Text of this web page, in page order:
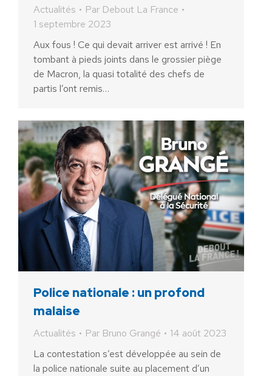
Actualités Par Debout La France
1 septembre 2023
Aux fous ! Ce qui devait arriver est arrivé ! En
tombant à pieds joints dans le grossier piège
de Macron, la quasi totalité des chefs de
partis l’ont remis…
Police nationale : un profond
malaise
Actualités Par Bruno Grangé
14 août 2023
La contestation s’est développée au sein de
la police nationale suite au placement d’un